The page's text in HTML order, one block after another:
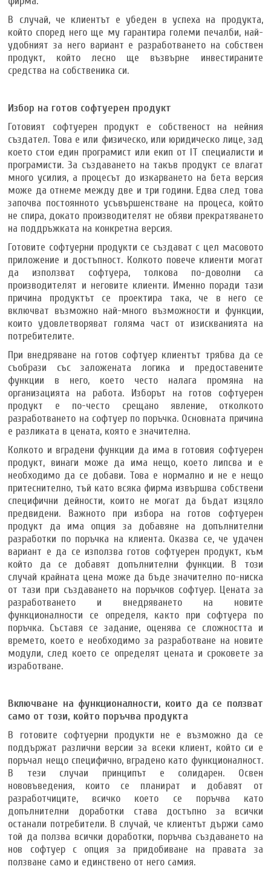
В случай, че клиентът е убеден в успеха на продукта,
който според него ще му гарантира големи печалби, най-
удобният за него вариант е разработването на собствен
продукт, който лесно ще възвърне инвестираните
средства на собственика си.
Избор на готов софтуерен продукт
Готовият софтуерен продукт е собственост на нейния
създател. Това е или физическо, или юридическо лице, зад
което стои един програмист или екип от IT специалисти и
програмисти. За създаването на такъв продукт се влагат
много усилия, а процесът до изкарването на бета версия
може да отнеме между две и три години. Едва след това
започва постоянното усъвършенстване на процеса, който
не спира, докато производителят не обяви прекратяването
на поддръжката на конкретна версия.
Готовите софтуерни продукти се създават с цел масовото
приложение и достъпност. Колкото повече клиенти могат
да използват софтуера, толкова по-доволни са
производителят и неговите клиенти. Именно поради тази
причина продуктът се проектира така, че в него се
включват възможно най-много възможности и функции,
които удовлетворяват голяма част от изискванията на
потребителите.
При внедряване на готов софтуер клиентът трябва да се
съобрази със заложената логика и предоставените
функции в него, което често налага промяна на
организацията на работа. Изборът на готов софтуерен
продукт е по-често срещано явление, отколкото
разработването на софтуер по поръчка. Основната причина
е разликата в цената, която е значителна.
Колкото и вградени функции да има в готовия софтуерен
продукт, винаги може да има нещо, което липсва и е
необходимо да се добави. Това е нормално и не е нещо
притеснително, тъй като всяка фирма извършва собствени
специфични дейности, които не могат да бъдат изцяло
предвидени. Важното при избора на готов софтуерен
продукт да има опция за добавяне на допълнителни
разработки по поръчка на клиента. Оказва се, че удачен
вариант е да се използва готов софтуерен продукт, към
който да се добавят допълнителни функции. В този
случай крайната цена може да бъде значително по-ниска
от тази при създаването на поръчков софтуер. Цената за
разработването и внедряването на новите
функционалности се определя, както при софтуера по
поръчка. Съставя се задание, оценява се сложността и
времето, което е необходимо за разработване на новите
модули, след което се определят цената и сроковете за
изработване.
Включване на функционалности, които да се ползват
само от този, който поръчва продукта
В готовите софтуерни продукти не е възможно да се
поддържат различни версии за всеки клиент, който си е
поръчал нещо специфично, вградено като функционалност.
В тези случаи принципът е солидарен. Освен
нововъведения, които се планират и добавят от
разработчиците, всичко което се поръчва като
допълнителни доработки става достъпно за всички
останали потребители. В случай, че клиентът държи само
той да ползва всички доработки, поръчва създаването на
нов софтуер с опция за придобиване на правата за
ползване само и единствено от него самия.